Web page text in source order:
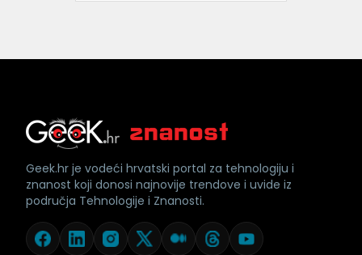
Geek.hr je vodeći hrvatski portal za tehnologiju i
znanost koji donosi najnovije trendove i uvide iz
područja Tehnologije i Znanosti.